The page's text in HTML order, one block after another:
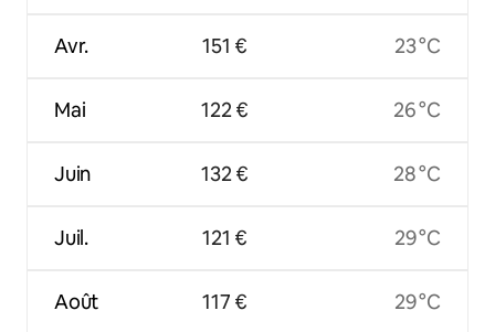
Avr.
Mai
Juin
Juil.
Août
151 €
122 €
132 €
121 €
117 €
23 °C
26 °C
28 °C
29 °C
29 °C